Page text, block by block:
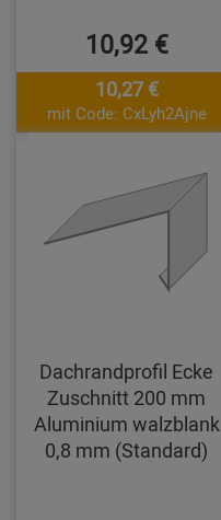
10,92 €
10,27 €
mit Code: CxLyh2Ajne
Dachrandprofil Ecke
Zuschnitt 200 mm
Aluminium walzblank
0,8 mm (Standard)